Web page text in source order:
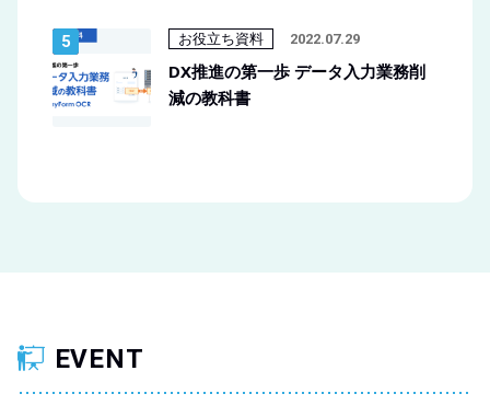
お役立ち資料 2022.07.29
DX推進の第一歩 データ入力業務削
減の教科書
EVENT